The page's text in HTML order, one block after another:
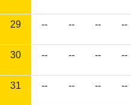
29 -- -- -- --
30 -- -- -- --
31 -- -- -- --